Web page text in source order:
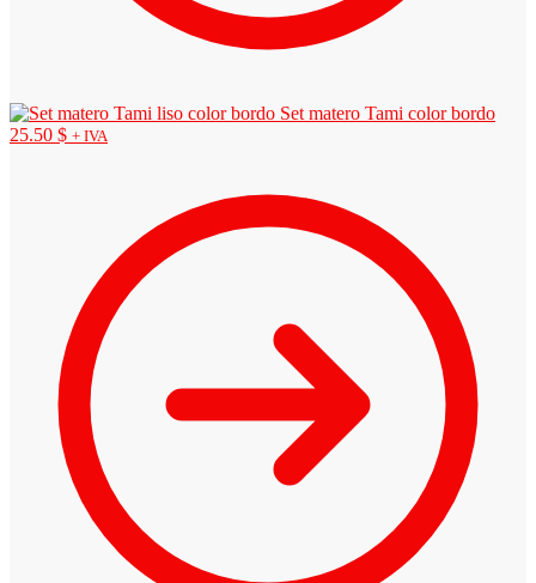
Set matero Tami color bordo
25.50 $ + IVA